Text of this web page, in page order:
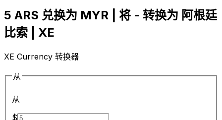
5 ARS 兑换为 MYR | 将 - 转换为 阿根廷
比索 | XE
XE Currency 转换器
从
从
$